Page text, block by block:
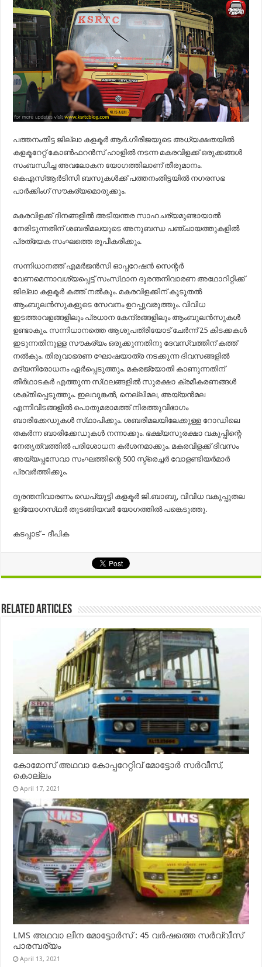
പത്തനംതിട്ട ജില്ലാ കളക്ടർ ആർ.ഗിരിജയുടെ അധ്യക്ഷതയിൽ
കളക്ടറേറ്റ് കോൺഫറൻസ് ഹാളിൽ നടന്ന മകരവിളക്ക് ഒരുക്കങ്ങൾ
സംബന്ധിച്ച അവലോകന യോഗത്തിലാണ് തീരുമാനം.
കെഎസ്ആർടിസി ബസുകൾക്ക് പത്തനംതിട്ടയിൽ നഗരസഭ
പാർക്കിംഗ് സൗകര്യമൊരുക്കും.
മകരവിളക്ക് ദിനങ്ങളിൽ അടിയന്തര സാഹചര്യമുണ്ടായാൽ
നേരിടുന്നതിന് ശബരിമലയുടെ അനുബന്ധ പഞ്ചായത്തുകളിൽ
പ്രത്യേക സംഘത്തെ രൂപീകരിക്കും.
സന്നിധാനത്ത് എമർജൻസി ഓപ്പറേഷൻ സെന്റർ
വേണമെന്നാവശ്യപ്പെട്ട് സംസ്‌ഥാന ദുരന്തനിവാരണ അഥോറിറ്റിക്ക്
ജില്ലാ കളക്ടർ കത്ത് നൽകും. മകരവിളക്കിന് കൂടുതൽ
ആംബുലൻസുകളുടെ സേവനം ഉറപ്പുവരുത്തും. വിവിധ
ഇടത്താവളങ്ങളിലും പ്രധാന കേന്ദ്രങ്ങളിലും ആംബുലൻസുകൾ
ഉണ്ടാകും. സന്നിധാനത്തെ ആശുപത്രിയോട് ചേർന്ന് 25 കിടക്കകൾ
ഇടുന്നതിനുള്ള സൗകര്യം ഒരുക്കുന്നതിനു ദേവസ്വത്തിന് കത്ത്
നൽകും. തിരുവാഭരണ ഘോഷയാത്ര നടക്കുന്ന ദിവസങ്ങളിൽ
മദ്യനിരോധനം ഏർപ്പെടുത്തും. മകരജ്യോതി കാണുന്നതിന്
തീർഥാടകർ എത്തുന്ന സ്‌ഥലങ്ങളിൽ സുരക്ഷാ ക്രമീകരണങ്ങൾ
ശക്‌തിപ്പെടുത്തും. ഇലവുങ്കൽ, നെല്ലിമല, അയ്യൻമല
എന്നിവിടങ്ങളിൽ പൊതുമരാമത്ത് നിരത്തുവിഭാഗം
ബാരിക്കേഡുകൾ സ്‌ഥാപിക്കും. ശബരിമലയിലേക്കുള്ള റോഡിലെ
തകർന്ന ബാരിക്കേഡുകൾ നന്നാക്കും. ഭക്ഷ്യസുരക്ഷാ വകുപ്പിന്റെ
നേതൃത്വത്തിൽ പരിശോധന കർശനമാക്കും. മകരവിളക്ക് ദിവസം
അയ്യപ്പസേവാ സംഘത്തിന്റെ 500 സ്ട്രെച്ചർ വോളണ്ടിയർമാർ
പ്രവർത്തിക്കും.
ദുരന്തനിവാരണം ഡെപ്യൂട്ടി കളക്ടർ ജി.ബാബു, വിവിധ വകുപ്പുതല
ഉദ്യോഗസ്‌ഥർ തുടങ്ങിയവർ യോഗത്തിൽ പങ്കെടുത്തു.
കടപ്പാട് – ദീപിക
Related Articles
കോമോസ് അഥവാ കോപ്പറേറ്റിവ് മോട്ടോര്‍ സര്‍വീസ്,
കൊല്ലം
April 17, 2021
LMS അഥവാ ലീന മോട്ടോർസ് : 45 വർഷത്തെ സർവ്വീസ്
പാരമ്പര്യം
April 13, 2021